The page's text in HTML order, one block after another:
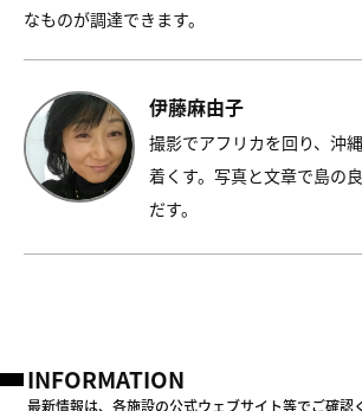
なものが調達できます。
伊藤麻由子
撮影でアフリカを回り、沖
着くす。写真と文章で島の
だす。
INFORMATION
最新情報は、各施設の公式ウェブサイト等でご確認